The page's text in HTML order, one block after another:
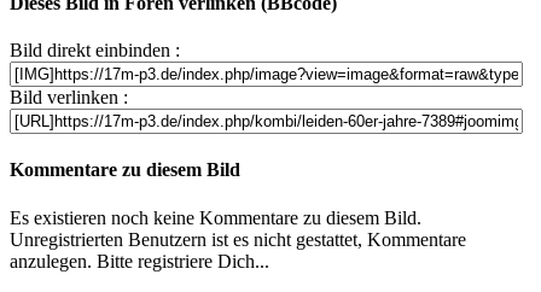
Bild direkt einbinden :
Bild verlinken :
Kommentare zu diesem Bild
Es existieren noch keine Kommentare zu diesem Bild.
Unregistrierten Benutzern ist es nicht gestattet, Kommentare
anzulegen. Bitte registriere Dich...